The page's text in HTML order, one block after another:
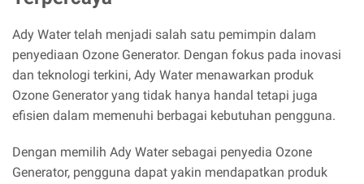
Ady Water telah menjadi salah satu pemimpin dalam
penyediaan Ozone Generator. Dengan fokus pada inovasi
dan teknologi terkini, Ady Water menawarkan produk
Ozone Generator yang tidak hanya handal tetapi juga
efisien dalam memenuhi berbagai kebutuhan pengguna.
Dengan memilih Ady Water sebagai penyedia Ozone
Generator, pengguna dapat yakin mendapatkan produk